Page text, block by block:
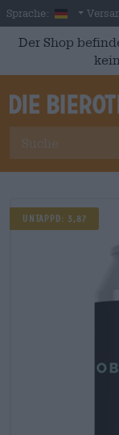
Skip to main content
Sprache: German
Der Shop
UNTAPPD: 3,87